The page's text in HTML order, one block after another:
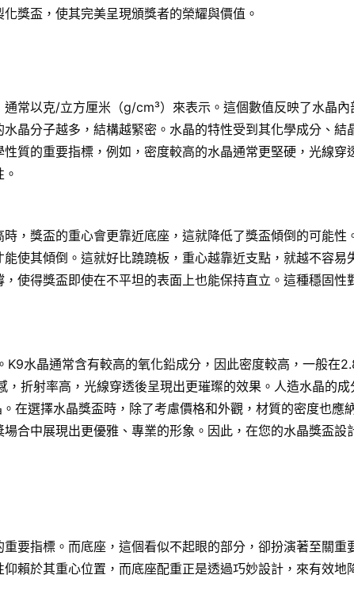
獎盃，使其完美呈現頒獎者的榮耀與價值。
常以克/立方厘米（g/cm³）來表示。這個數值反映了水晶
晶分子越多，結構越緊密。水晶的特性受到其化學成分、結
質的重要指標，例如，密度較高的水晶通常更堅硬，光線穿
，獎盃的重心會更靠近底座，這就降低了獎盃傾倒的可能性
使其傾倒。這就好比蹺蹺板，重心越靠近支點，就越不容易
使得獎盃即使在不平坦的表面上也能保持直立。這種穩固性
K9水晶通常含有較高的氧化鉛成分，因此密度較高，一般在
折射率高，光線穿透後呈現出更璀璨的效果。人造水晶的
在選擇水晶獎盃時，除了考慮價格和外觀，材質的密度也應
合中展現出更優雅、專業的形象。因此，在您的水晶獎盃設
要指標。而底座，這個看似不起眼的部分，卻扮演著至關重
賴於其重心位置，而底座配重正是透過巧妙設計，來有效地